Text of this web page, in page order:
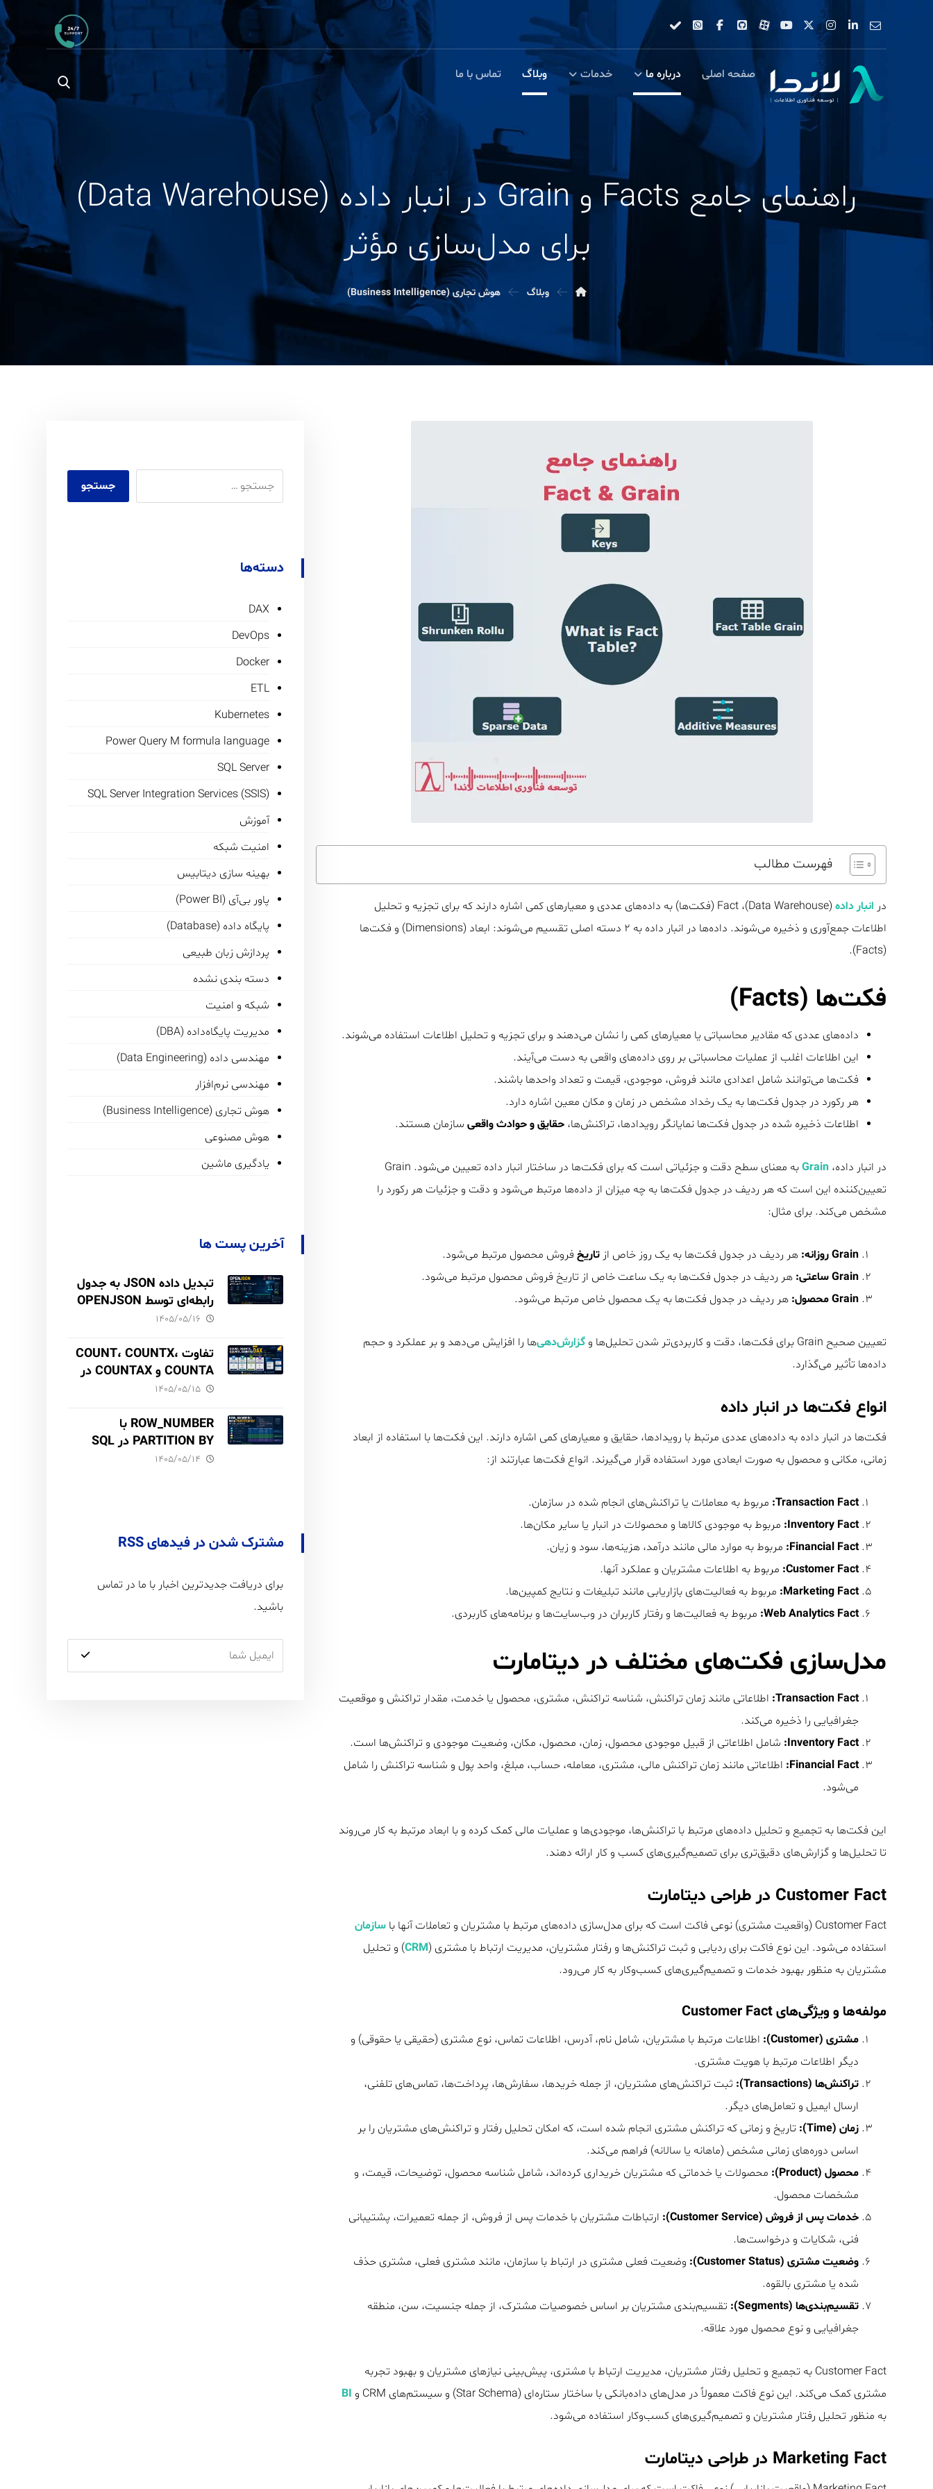
صفحه اصلی درباره ما خدمات وبلاگ تماس با ما
راهنمای جامع Facts و Grain در انبار داده (Data Warehouse)
برای مدل‌سازی مؤثر
وبلاگ هوش تجاری (Business Intelligence)
فهرست مطالب
در انبار داده
(Data Warehouse)، Fact (فکت‌ها) به داده‌های عددی و معیارهای کمی اشاره دارند که برای تجزیه و تحلیل
اطلاعات جمع‌آوری و ذخیره می‌شوند. داده‌ها در انبار داده به ۲ دسته اصلی تقسیم می‌شوند: ابعاد (Dimensions) و فکت‌ها
(Facts).
فکت‌ها (Facts)
داده‌های عددی که مقادیر محاسباتی یا معیارهای کمی را نشان می‌دهند و برای تجزیه و تحلیل اطلاعات استفاده می‌شوند.
این اطلاعات اغلب از عملیات محاسباتی بر روی داده‌های واقعی به دست می‌آیند.
فکت‌ها می‌توانند شامل اعدادی مانند فروش، موجودی، قیمت و تعداد واحد‌ها باشند.
هر رکورد در جدول فکت‌ها به یک رخداد مشخص در زمان و مکان معین اشاره دارد.
اطلاعات ذخیره‌ شده در جدول فکت‌ها نمایانگر رویدادها، تراکنش‌ها،حقایق و حوادث واقعی سازمان هستند.
در انبار داده،Grain
به معنای سطح دقت و جزئیاتی است که برای فکت‌ها در ساختار انبار داده تعیین می‌شود. Grain
تعیین‌کننده این است که هر ردیف در جدول فکت‌ها به چه میزان از داده‌ها مرتبط می‌شود و دقت و جزئیات هر رکورد را
مشخص می‌کند. برای مثال:
Grain روزانه: هر ردیف در جدول فکت‌ها به یک روز خاص ازتاریخ فروش محصول مرتبط می‌شود.
Grain ساعتی:
هر ردیف در جدول فکت‌ها به یک ساعت خاص از تاریخ فروش محصول مرتبط می‌شود.
Grain محصول:
هر ردیف در جدول فکت‌ها به یک محصول خاص مرتبط می‌شود.
تعیین صحیح Grain برای فکت‌ها، دقت و کاربردی‌تر شدن تحلیل‌ها و گزارش‌دهی‌ها را افزایش می‌دهد و بر عملکرد و حجم
داده‌ها تأثیر می‌گذارد.
انواع فکت‌ها در انبار داده
فکت‌ها در انبار داده به داده‌های عددی مرتبط با رویدادها، حقایق و معیارهای کمی اشاره دارند. این فکت‌ها با استفاده از ابعاد
زمانی، مکانی و محصول به صورت ابعادی مورد استفاده قرار می‌گیرند. انواع فکت‌ها عبارتند از:
Transaction Fact: مربوط به معاملات یا تراکنش‌های انجام شده در سازمان.
Inventory Fact: مربوط به موجودی کالاها و محصولات در انبار یا سایر مکان‌ها.
Financial Fact: مربوط به موارد مالی مانند درآمد، هزینه‌ها، سود و زیان.
Customer Fact: مربوط به اطلاعات مشتریان و عملکرد آنها.
Marketing Fact: مربوط به فعالیت‌های بازاریابی مانند تبلیغات و نتایج کمپین‌ها.
Web Analytics Fact: مربوط به فعالیت‌ها و رفتار کاربران در وب‌سایت‌ها و برنامه‌های کاربردی.
مدل‌سازی فکت‌های مختلف در دیتامارت
Transaction Fact: اطلاعاتی مانند زمان تراکنش، شناسه تراکنش، مشتری، محصول یا خدمت، مقدار تراکنش و موقعیت
جغرافیایی را ذخیره می‌کند.
Inventory Fact: شامل اطلاعاتی از قبیل موجودی محصول، زمان، محصول، مکان، وضعیت موجودی و تراکنش‌ها است.
Financial Fact: اطلاعاتی مانند زمان تراکنش مالی، مشتری، معامله، حساب، مبلغ، واحد پول و شناسه تراکنش را شامل
می‌شود.
این فکت‌ها به تجمیع و تحلیل داده‌های مرتبط با تراکنش‌ها، موجودی‌ها و عملیات مالی کمک کرده و با ابعاد مرتبط به کار می‌روند
تا تحلیل‌ها و گزارش‌های دقیق‌تری برای تصمیم‌گیری‌های کسب و کار ارائه دهند.
Customer Fact در طراحی دیتامارت
Customer Fact (واقعیت مشتری) نوعی فاکت است که برای مدل‌سازی داده‌های مرتبط با مشتریان و تعاملات آنها با
سازمان
استفاده می‌شود. این نوع فاکت برای ردیابی و ثبت تراکنش‌ها و رفتار مشتریان، مدیریت ارتباط با مشتری (CRM) و تحلیل
مشتریان به منظور بهبود خدمات و تصمیم‌گیری‌های کسب‌وکار به کار می‌رود.
مولفه‌ها و ویژگی‌های Customer Fact
مشتری (Customer):
اطلاعات مرتبط با مشتریان، شامل نام، آدرس، اطلاعات تماس، نوع مشتری (حقیقی یا حقوقی) و
دیگر اطلاعات مرتبط با هویت مشتری.
تراکنش‌ها (Transactions):
ثبت تراکنش‌های مشتریان، از جمله خریدها، سفارش‌ها، پرداخت‌ها، تماس‌های تلفنی،
ارسال ایمیل و تعامل‌های دیگر.
زمان (Time):
تاریخ و زمانی که تراکنش مشتری انجام شده است، که امکان تحلیل رفتار و تراکنش‌های مشتریان را بر
اساس دوره‌های زمانی مشخص (ماهانه یا سالانه) فراهم می‌کند.
محصول (Product):
محصولات یا خدماتی که مشتریان خریداری کرده‌اند، شامل شناسه محصول، توضیحات، قیمت، و
مشخصات محصول.
خدمات پس از فروش (Customer Service):
ارتباطات مشتریان با خدمات پس از فروش، از جمله تعمیرات، پشتیبانی
فنی، شکایات و درخواست‌ها.
وضعیت مشتری (Customer Status):
وضعیت فعلی مشتری در ارتباط با سازمان، مانند مشتری فعلی، مشتری حذف
شده یا مشتری بالقوه.
تقسیم‌بندی‌ها (Segments):
تقسیم‌بندی مشتریان بر اساس خصوصیات مشترک، از جمله جنسیت، سن، منطقه
جغرافیایی و نوع محصول مورد علاقه.
Customer Fact به تجمیع و تحلیل رفتار مشتریان، مدیریت ارتباط با مشتری، پیش‌بینی نیازهای مشتریان و بهبود تجربه
مشتری کمک می‌کند. این نوع فاکت معمولاً در مدل‌های داده‌بانکی با ساختار ستاره‌ای (Star Schema) و سیستم‌های CRM و
BI
به منظور تحلیل رفتار مشتریان و تصمیم‌گیری‌های کسب‌وکار استفاده می‌شود.
Marketing Fact در طراحی دیتامارت
دسته‌ها
DAX
DevOps
Docker
ETL
Kubernetes
Power Query M formula language
SQL Server
SQL Server Integration Services (SSIS)
آموزش
امنیت شبکه
بهینه سازی دیتابیس
پاور بی‌آی (Power BI)
پایگاه داده (Database)
پردازش زبان طبیعی
دسته بندی نشده
شبکه و امنیت
مدیریت پایگاه‌داده (DBA)
مهندسی داده (Data Engineering)
مهندسی نرم‌افزار
هوش تجاری (Business Intelligence)
هوش مصنوعی
یادگیری ماشین
آخرین پست ها
تبدیل داده JSON به جدول
رابطه‌ای توسط OPENJSON
در SQL Server۱۴۰۵/۰۵/۱۶
تفاوت COUNT، COUNTX،
COUNTA و COUNTAX در
DAX۱۴۰۵/۰۵/۱۵
ROW_NUMBER با
PARTITION BY در SQL
Server آموزش کامل با مثال۱۴۰۵/۰۵/۱۴
مشترک شدن در فیدهای RSS
برای دریافت جدیدترین اخبار با ما در تماس
باشید.